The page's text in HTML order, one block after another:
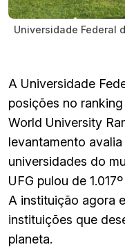
Universidade Federal
A Universidade
posições no
World University
levantamento
universidades do
UFG pulou de
A instituição agora
instituições que
planeta.